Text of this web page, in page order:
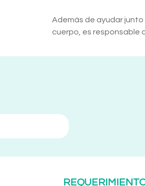
Además de ayudar
cuerpo, es responsable